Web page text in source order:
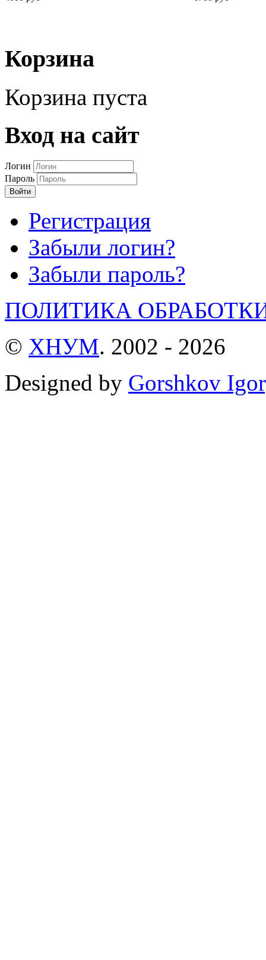
Корзина
Корзина пуста
Вход на сайт
Логин
Пароль
Войти
Регистрация
Забыли логин?
Забыли пароль?
ПОЛИТИКА
© ХНУМ. 2002 - 2026
Designed by Gorshkov Igor